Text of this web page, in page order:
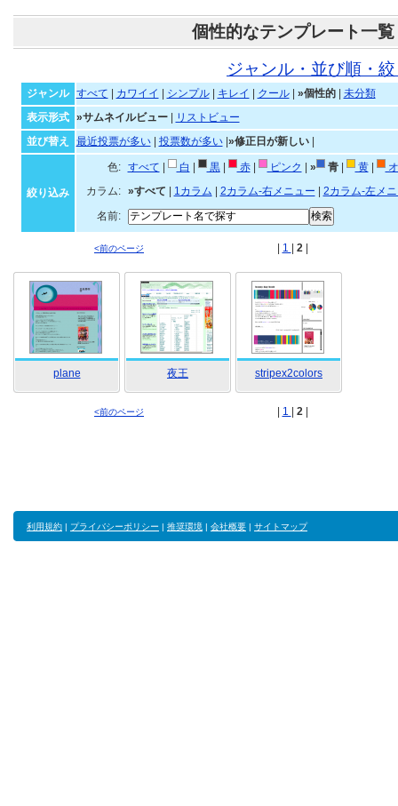
個性的なテンプレート一覧
ジャンル・並び順・
ジャンル すべて カワイイ シンプル| キレイ クール| »個性的| 未分類
表示形式
»サムネイルビュー|
リストビュー
並び替え
最近投票が多い| 投票数が多い| »修正日が新しい|
絞り込み
色: すべて 白 黒| 赤| ピンク » 青| 黄|
カラム:
»すべて 1カラム 2カラム-右メニュー
2カラム-左メ
名前:
<前のページ 1 2
plane 夜王 stripex2colors
<前のページ 1 2
利用規約 | プライバシーポリシー | 推奨環境 | 会社概要 | サイトマップ